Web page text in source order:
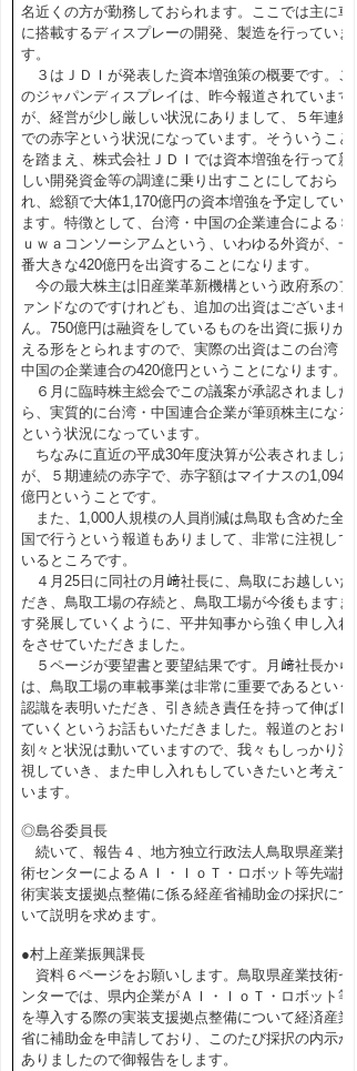
名近くの方が勤務しておられます。ここでは主に車
に搭載するディスプレーの開発、製造を行っていま
す。
３はＪＤＩが発表した資本増強策の概要です。こ
のジャパンディスプレイは、昨今報道されています
が、経営が少し厳しい状況にありまして、５年連続
での赤字という状況になっています。そういうこと
を踏まえ、株式会社ＪＤＩでは資本増強を行って新
しい開発資金等の調達に乗り出すことにしておら
れ、総額で大体1,170億円の資本増強を予定してい
ます。特徴として、台湾・中国の企業連合によるＳ
ｕｗａコンソーシアムという、いわゆる外資が、一
番大きな420億円を出資することになります。
今の最大株主は旧産業革新機構という政府系のフ
ァンドなのですけれども、追加の出資はございませ
ん。750億円は融資をしているものを出資に振りか
える形をとられますので、実際の出資はこの台湾・
中国の企業連合の420億円ということになります。
６月に臨時株主総会でこの議案が承認されました
ら、実質的に台湾・中国連合企業が筆頭株主になる
という状況になっています。
ちなみに直近の平成30年度決算が公表されました
が、５期連続の赤字で、赤字額はマイナスの1,094
億円ということです。
また、1,000人規模の人員削減は鳥取も含めた全
国で行うという報道もありまして、非常に注視して
いるところです。
４月25日に同社の月﨑社長に、鳥取にお越しいた
だき、鳥取工場の存続と、鳥取工場が今後もますま
す発展していくように、平井知事から強く申し入れ
をさせていただきました。
５ページが要望書と要望結果です。月﨑社長から
は、鳥取工場の車載事業は非常に重要であるという
認識を表明いただき、引き続き責任を持って伸ばし
ていくというお話もいただきました。報道のとおり
刻々と状況は動いていますので、我々もしっかり注
視していき、また申し入れもしていきたいと考えて
います。
◎島谷委員長
続いて、報告４、地方独立行政法人鳥取県産業技
術センターによるＡＩ・ＩｏＴ・ロボット等先端技
術実装支援拠点整備に係る経産省補助金の採択につ
いて説明を求めます。
●村上産業振興課長
資料６ページをお願いします。鳥取県産業技術セ
ンターでは、県内企業がＡＩ・ＩｏＴ・ロボット等
を導入する際の実装支援拠点整備について経済産業
省に補助金を申請しており、このたび採択の内示が
ありましたので御報告をします。